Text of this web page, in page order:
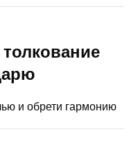
и обрети гармонию